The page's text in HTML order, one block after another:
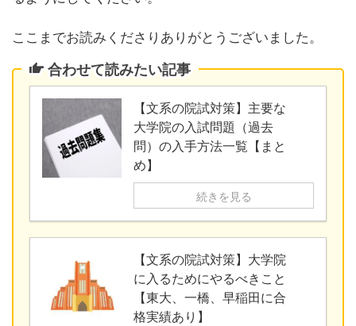
ここまでお読みくださりありがとうございました。
合わせて読みたい記事
【文系の院試対策】主要な
大学院の入試問題（過去
問）の入手方法一覧【まと
め】
続きを見る
【文系の院試対策】大学院
に入るためにやるべきこと
【東大、一橋、早稲田に合
格実績あり】